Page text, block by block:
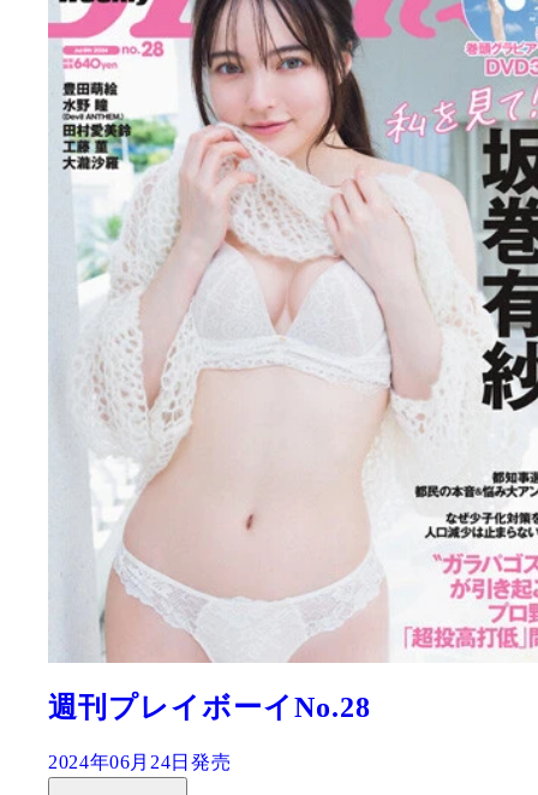
週刊プレイボーイNo.28
2024年06月24日発売